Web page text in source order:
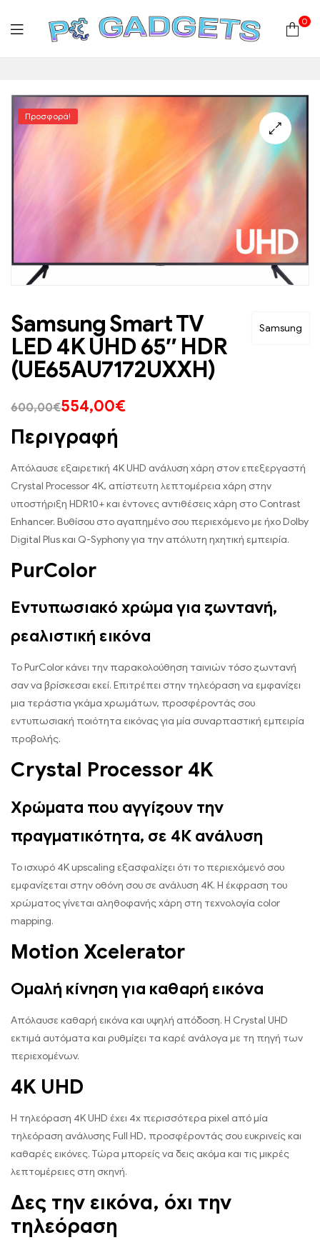
Gadgets
Plus
Hardware
Αναλώσιμα
0
Προσφορά!
Samsung
Samsung Smart TV
LED 4K UHD 65″ HDR
(UE65AU7172UXXH)
600,00€554,00€
Περιγραφή
Απόλαυσε εξαιρετική 4K UHD ανάλυση χάρη στον επεξεργαστή
Crystal Processor 4K, απίστευτη λεπτομέρεια χάρη στην
υποστήριξη HDR10+ και έντονες αντιθέσεις χάρη στο Contrast
Enhancer. Βυθίσου στο αγαπημένο σου περιεχόμενο με ήχο Dolby
Digital Plus και Q-Syphony για την απόλυτη ηχητική εμπειρία.
PurColor
Εντυπωσιακό χρώμα για ζωντανή,
ρεαλιστική εικόνα
Το PurColor κάνει την παρακολούθηση ταινιών τόσο ζωντανή
σαν να βρίσκεσαι εκεί. Επιτρέπει στην τηλεόραση να εμφανίζει
μια τεράστια γκάμα χρωμάτων, προσφέροντάς σου
εντυπωσιακή ποιότητα εικόνας για μία συναρπαστική εμπειρία
προβολής.
Crystal Processor 4K
Χρώματα που αγγίζουν την
πραγματικότητα, σε 4Κ ανάλυση
Το ισχυρό 4K upscaling εξασφαλίζει ότι το περιεχόμενό σου
εμφανίζεται στην οθόνη σου σε ανάλυση 4K. Η έκφραση του
χρώματος γίνεται αληθοφανής χάρη στη τεχνολογία color
mapping.
Motion Xcelerator
Ομαλή κίνηση για καθαρή εικόνα
Απόλαυσε καθαρή εικόνα και υψηλή απόδοση. Η Crystal UHD
εκτιμά αυτόματα και ρυθμίζει τα καρέ ανάλογα με τη πηγή των
περιεχομένων.
4K UHD
Η τηλεόραση 4K UHD έχει 4x περισσότερα pixel από μία
τηλεόραση ανάλυσης Full HD, προσφέροντάς σου ευκρινείς και
καθαρές εικόνες. Τώρα μπορείς να δεις ακόμα και τις μικρές
λεπτομέρειες στη σκηνή.
Δες την εικόνα, όχι την
τηλεόραση